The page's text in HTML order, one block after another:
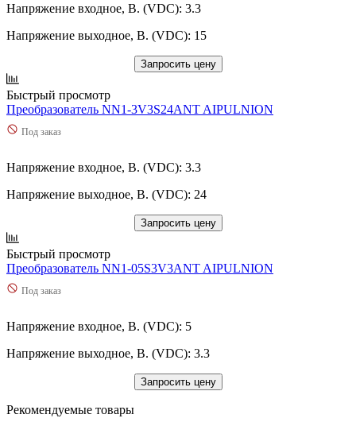
Напряжение входное, В. (VDC): 3.3
Напряжение выходное, В. (VDC): 15
Запросить цену
Быстрый просмотр
Преобразователь NN1-3V3S24ANT AIPULNION
Под заказ
Напряжение входное, В. (VDC): 3.3
Напряжение выходное, В. (VDC): 24
Запросить цену
Быстрый просмотр
Преобразователь NN1-05S3V3ANT AIPULNION
Под заказ
Напряжение входное, В. (VDC): 5
Напряжение выходное, В. (VDC): 3.3
Запросить цену
Рекомендуемые товары